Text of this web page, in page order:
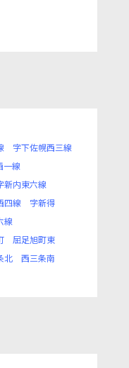
字下佐幌西三線
一線
新内東六線
四線
字新得
線
屈足旭町東
北
西三条南